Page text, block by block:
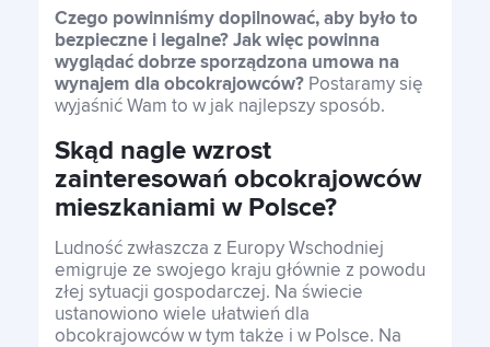
Franczyza
Kontakt
Polski
Polski
Czego powinniśmy dopilnować, aby było to
bezpieczne i legalne? Jak więc powinna
wyglądać dobrze sporządzona umowa na
wynajem dla obcokrajowców? Postaramy się
wyjaśnić Wam to w jak najlepszy sposób.
Skąd nagle wzrost
zainteresowań obcokrajowców
mieszkaniami w Polsce?
Ludność zwłaszcza z Europy Wschodniej
emigruje ze swojego kraju głównie z powodu
złej sytuacji gospodarczej. Na świecie
ustanowiono wiele ułatwień dla
obcokrajowców w tym także i w Polsce. Na